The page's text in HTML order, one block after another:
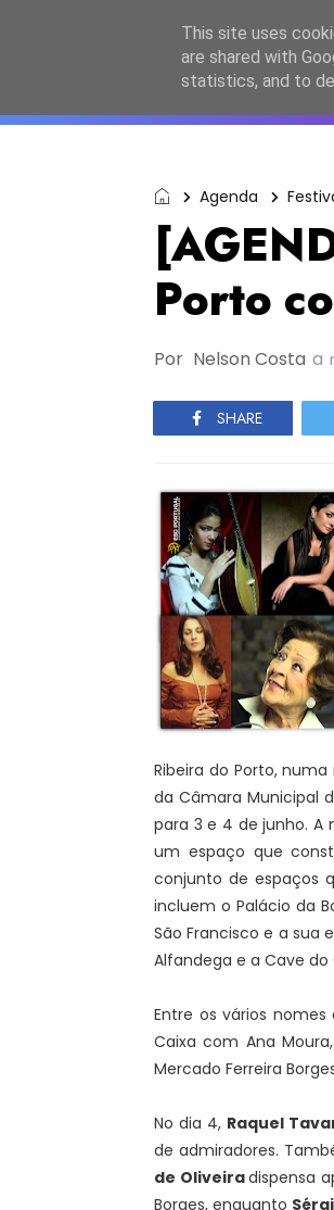
ESC2027
Agenda
Porto
Por Nelson Costa a
SHARE
Ribeira do Porto,
da Câmara Municipal
para 3 e 4 de junho. A
um espaço que
conjunto de espaços
incluem o Palácio da
São Francisco e a sua
Alfandega e a Cave do
Entre os vários
Caixa com Ana
Mercado Ferreira
No dia 4, Raquel
de admiradores.
de Oliveiradispensa
Borges, enquanto
This site uses
are shared with
statistics, and to